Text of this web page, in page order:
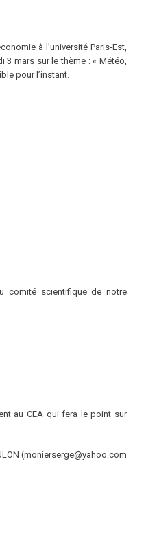
à l’université Paris-Est,
mars sur le thème : « Météo,
pour l’instant.
comité scientifique de notre
au CEA qui fera le point sur
(monierserge@yahoo.com